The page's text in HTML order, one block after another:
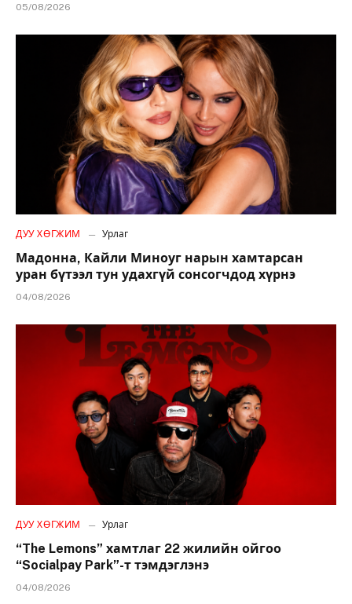
05/08/2026
ДУУ ХӨГЖИМ Урлаг
Мадонна, Кайли Миноуг нарын хамтарсан
уран бүтээл тун удахгүй сонсогчдод хүрнэ
04/08/2026
ДУУ ХӨГЖИМ Урлаг
“The Lemons” хамтлаг 22 жилийн ойгоо
“Socialpay Park”-т тэмдэглэнэ
04/08/2026